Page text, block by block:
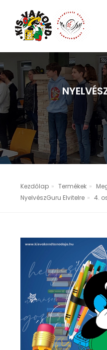
Kezdőlap Termékek
NyelvészGuru Elvitelre
4.